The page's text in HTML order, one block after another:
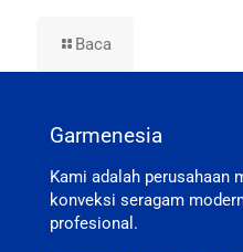
Baca
Garmenesia
Kami adalah perusahaan
konveksi seragam
profesional.